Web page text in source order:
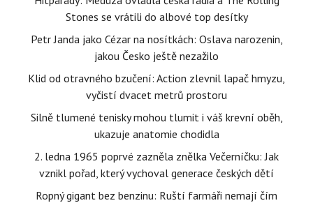
Stones se vrátili do albové top desítky
Petr Janda jako Cézar na nosítkách: Oslava narozenin,
jakou Česko ještě nezažilo
Klid od otravného bzučení: Action zlevnil lapač hmyzu,
vyčistí dvacet metrů prostoru
Silně tlumené tenisky mohou tlumit i váš krevní oběh,
ukazuje anatomie chodidla
2. ledna 1965 poprvé zazněla znělka Večerníčku: Jak
vznikl pořad, který vychoval generace českých dětí
Ropný gigant bez benzinu: Ruští farmáři nemají čím